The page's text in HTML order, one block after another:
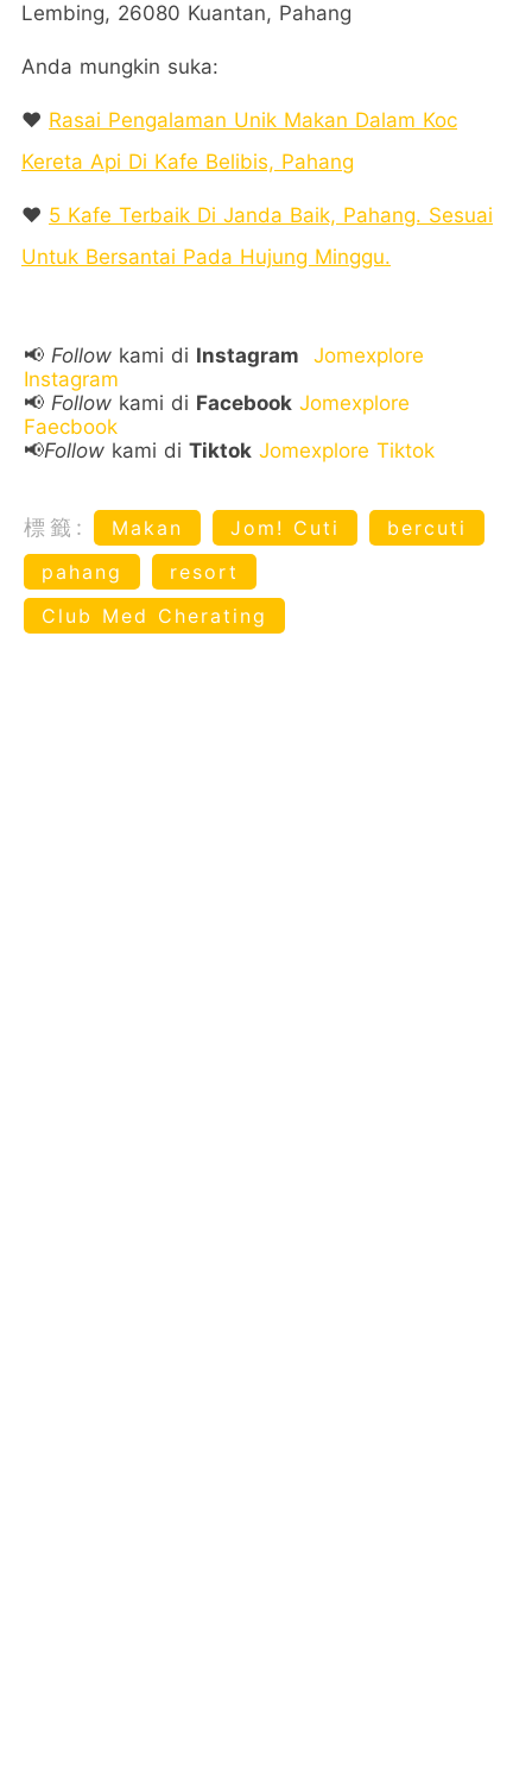
Lembing, 26080 Kuantan, Pahang
Anda mungkin suka:
❤️ Rasai Pengalaman Unik Makan Dalam Koc
Kereta Api Di Kafe Belibis, Pahang
❤️ 5 Kafe Terbaik Di Janda Baik, Pahang. Sesuai
Untuk Bersantai Pada Hujung Minggu.
📢 Follow kami di Instagram
Jomexplore
Instagram
📢 Follow kami di Facebook Jomexplore
Faecbook
📢Follow kami di Tiktok Jomexplore Tiktok
標籤: Makan Jom! Cuti
bercuti
pahang
resort
Club Med Cherating